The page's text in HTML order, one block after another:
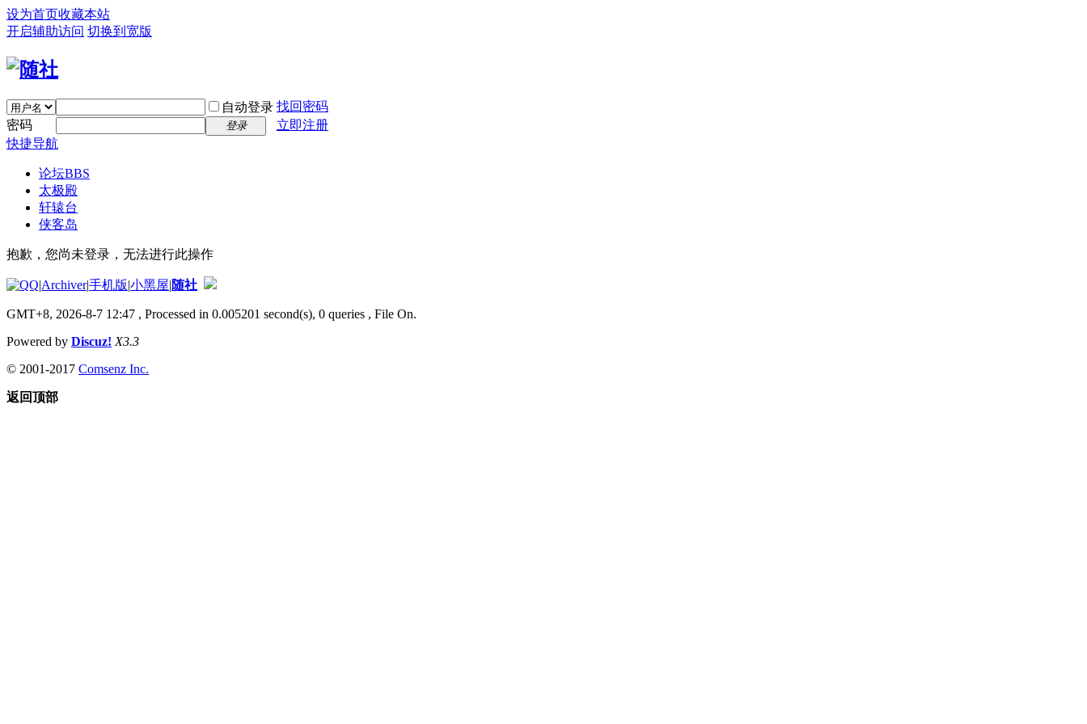
设为首页收藏本站
开启辅助访问 切换到宽版
自动登录 找回密码
密码
登录
立即注册
快捷导航
论坛BBS
太极殿
轩辕台
侠客岛
抱歉，您尚未登录，无法进行此操作
|Archiver|手机版|小黑屋|随社
GMT+8, 2026-8-7 12:47 , Processed in 0.005201 second(s), 0 queries , File On.
Powered by Discuz! X3.3
© 2001-2017 Comsenz Inc.
返回顶部